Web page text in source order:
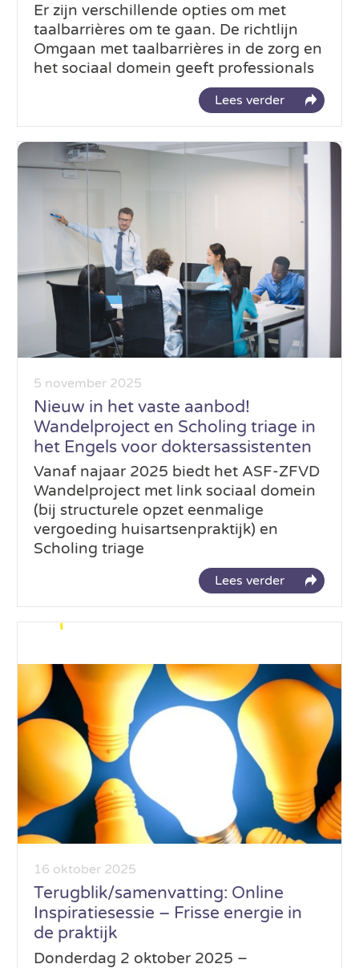
Er zijn verschillende opties om met
taalbarrières om te gaan. De richtlijn
Omgaan met taalbarrières in de zorg en
het sociaal domein geeft professionals
Lees verder
5 november 2025
Nieuw in het vaste aanbod!
Wandelproject en Scholing triage in
het Engels voor doktersassistenten
Vanaf najaar 2025 biedt het ASF-ZFVD
Wandelproject met link sociaal domein
(bij structurele opzet eenmalige
vergoeding huisartsenpraktijk) en
Scholing triage
Lees verder
16 oktober 2025
Terugblik/samenvatting: Online
Inspiratiesessie – Frisse energie in
de praktijk
Donderdag 2 oktober 2025 –